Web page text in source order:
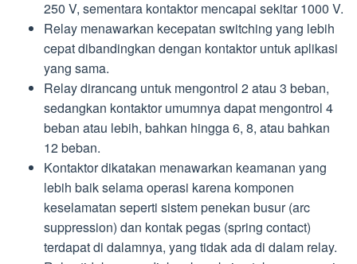
250 V, sementara kontaktor mencapai sekitar 1000 V.
Relay menawarkan kecepatan switching yang lebih
cepat dibandingkan dengan kontaktor untuk aplikasi
yang sama.
Relay dirancang untuk mengontrol 2 atau 3 beban,
sedangkan kontaktor umumnya dapat mengontrol 4
beban atau lebih, bahkan hingga 6, 8, atau bahkan
12 beban.
Kontaktor dikatakan menawarkan keamanan yang
lebih baik selama operasi karena komponen
keselamatan seperti sistem penekan busur (arc
suppression) dan kontak pegas (spring contact)
terdapat di dalamnya, yang tidak ada di dalam relay.